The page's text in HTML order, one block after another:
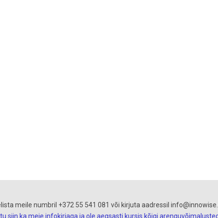
meile numbril +372 55 541 081 või kirjuta aadressil
siin ka meie infokirjaga ja ole aegsasti kursis kõigi